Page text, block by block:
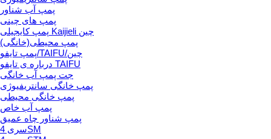
پمپ آب شناور
پمپ های چینی
پمپ کایجیلی Kaijieli چین
پمپ محیطی(خانگی)
پمپ تایفو/TAIFU/چین
درباره ی تایفو TAIFU
جت پمپ آب خانگی
پمپ خانگی سانتریفیوژی
پمپ خانگی محیطی
پمپ آب خاص
پمپ شناور چاه عمیق
سری 4SM